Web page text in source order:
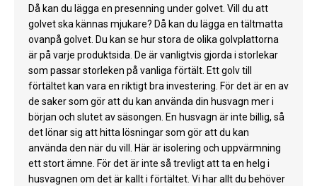
Då kan du lägga en presenning under golvet. Vill du att
golvet ska kännas mjukare? Då kan du lägga en tältmatta
ovanpå golvet. Du kan se hur stora de olika golvplattorna
är på varje produktsida. De är vanligtvis gjorda i storlekar
som passar storleken på vanliga förtält. Ett golv till
förtältet kan vara en riktigt bra investering. För det är en av
de saker som gör att du kan använda din husvagn mer i
början och slutet av säsongen. En husvagn är inte billig, så
det lönar sig att hitta lösningar som gör att du kan
använda den när du vill. Här är isolering och uppvärmning
ett stort ämne. För det är inte så trevligt att ta en helg i
husvagnen om det är kallt i förtältet. Vi har allt du behöver